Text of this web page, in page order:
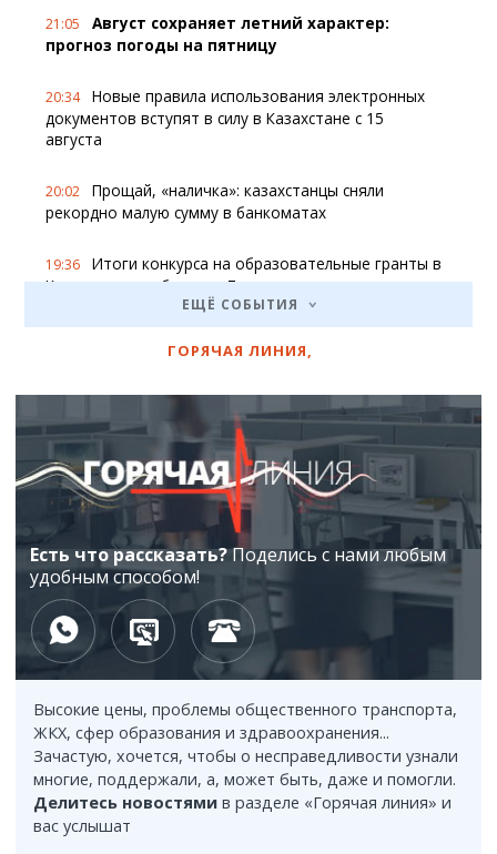
21:05
Август сохраняет летний характер:
прогноз погоды на пятницу
20:34
Новые правила использования электронных
документов вступят в силу в Казахстане с 15
августа
20:02
Прощай, «наличка»: казахстанцы сняли
рекордно малую сумму в банкоматах
19:36
Итоги конкурса на образовательные гранты в
Казахстане опубликуют 7 августа
«Әділет» встретились с коллективом «Qarmet Service»
«Сделано в Казахстане» станет заметнее: как
меняются правила торговли в пользу
отечественных производителей
18:32
Медицинские пункты появятся на аварийно
опасных участках автодорог Казахстана
18:20
Аграриям Карагандинской области
предстоит убрать почти миллион гектаров
урожая
МВД: Более 20 стримеров привлечены к
17:39
В Караганде уже укладывают асфальт
на новой шестикилометровой магистрали
17:35
Избирательные участки адаптируют для
людей с особыми потребностями
ЕЩЁ СОБЫТИЯ
ГОРЯЧАЯ ЛИНИЯ,
Есть что рассказать?Поделись с нами любым
удобным способом!
Высокие цены, проблемы общественного транспорта,
ЖКХ, сфер образования и здравоохранения...
Зачастую, хочется, чтобы о несправедливости узнали
многие, поддержали, а, может быть, даже и помогли.
Делитесь новостями в разделе «Горячая линия» и
вас услышат